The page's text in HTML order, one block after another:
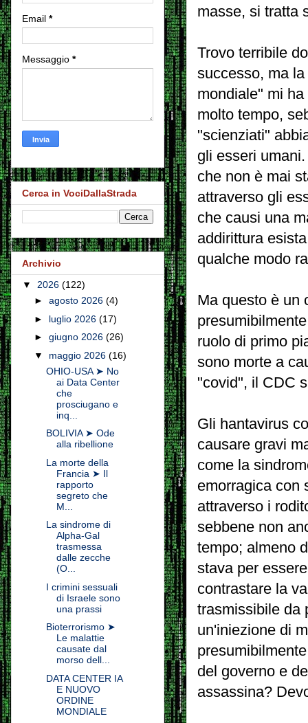
masse, si tratta
Trovo terribile
successo, ma
mondiale" mi
molto tempo,
"scienziati"
gli esseri
che non è mai
attraverso gli
che causi una
addirittura
qualche modo
Ma questo è un
ruolo di primo
sono morte a
"covid", il CDC
Gli hantavirus
causare gravi
come la
emorragica con
attraverso i
sebbene non
tempo; almeno
stava per
contrastare la
trasmissibile da
un'iniezione di
del governo e
assassina?
Email *
Messaggio *
Cerca in VociDallaStrada
Archivio
▼ 2026 (122)
► agosto 2026 (4)
► luglio 2026 (17)
► giugno 2026 (26)
▼ maggio 2026 (16)
OHIO-USA ➤ No
ai Data Center
che
prosciugano e
inq...
BOLIVIA ➤ Ode
alla ribellione
La morte della
Francia ➤ Il
rapporto
segreto che
M...
La sindrome di
Alpha-Gal
trasmessa
dalle zecche
(O...
I crimini sessuali
di Israele sono
una prassi
Bioterrorismo ➤
Le malattie
causate dal
morso dell...
DATA CENTER IA
E NUOVO
ORDINE
MONDIALE